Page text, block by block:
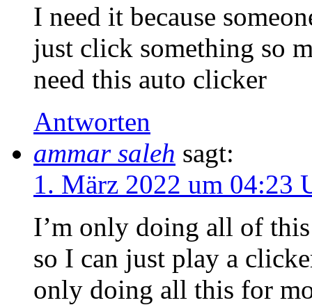
I need it because
just click something so
need this auto clicker
Antworten
ammar saleh sagt:
1. März 2022 um 04:23
I’m only doing all of
so I can just play a
only doing all this for